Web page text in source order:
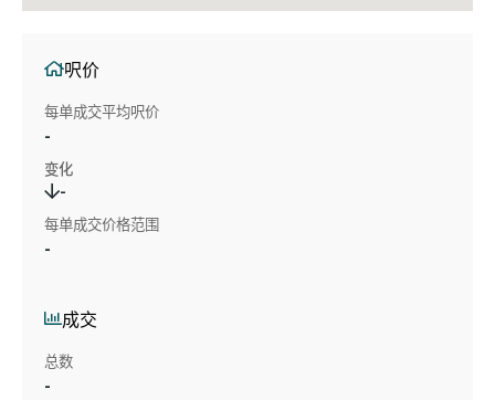
呎价
每单成交平均呎价
-
变化
-
每单成交价格范围
-
成交
总数
-